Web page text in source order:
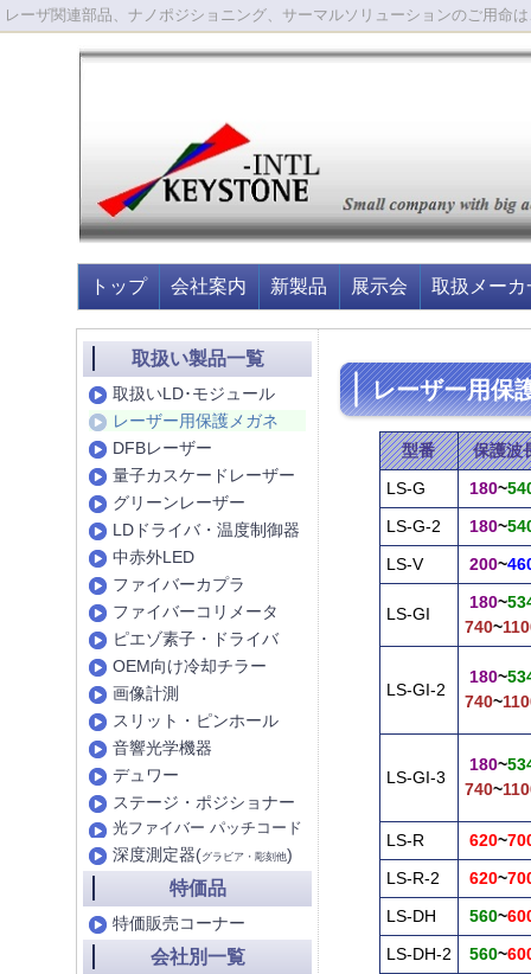
レーザ関連部品、ナノポジショニング、サーマルソリューションのご用命
トップ 会社案内 新製品 展示会 取扱メーカ
レーザー用保
型番
保護波
LS-G
180~
LS-G-2
180~
LS-V
200~
LS-GI
180~
740~
LS-GI-2
180~
740~
LS-GI-3
180~
740~
LS-R 620~
LS-R-2
620~
LS-DH
560~
LS-DH-2
560~
取扱い製品一覧
取扱いLD･モジュール
レーザー用保護メガネ
DFBレーザー
量子カスケードレーザー
グリーンレーザー
LDドライバ・温度制御器
中赤外LED
ファイバーカプラ
ファイバーコリメータ
ピエゾ素子・ドライバ
OEM向け冷却チラー
画像計測
スリット・ピンホール
音響光学機器
デュワー
ステージ・ポジショナー
光ファイバー パッチコード
深度測定器(グラビア・彫刻他)
特価品
特価販売コーナー
会社別一覧